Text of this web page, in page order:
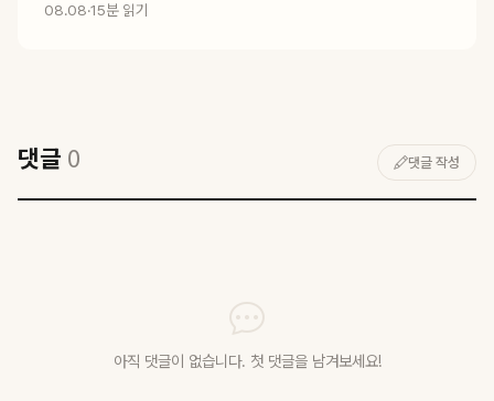
08.08·15분 읽기
댓글 0 댓글 작성
아직 댓글이 없습니다. 첫 댓글을 남겨보세요!